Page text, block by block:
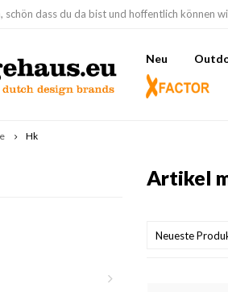
schön dass du da bist und hoffentlich können
Neu
Hk
Artikel
Neueste